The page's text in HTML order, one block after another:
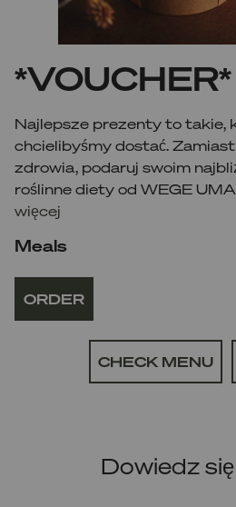
*VOUCHER*
Najlepsze prezenty to takie,
chcielibyśmy dostać.
zdrowia, podaruj swoim
roślinne diety od WEGE
więcej
Meals
ORDER
CHECK MENU
Dowiedz